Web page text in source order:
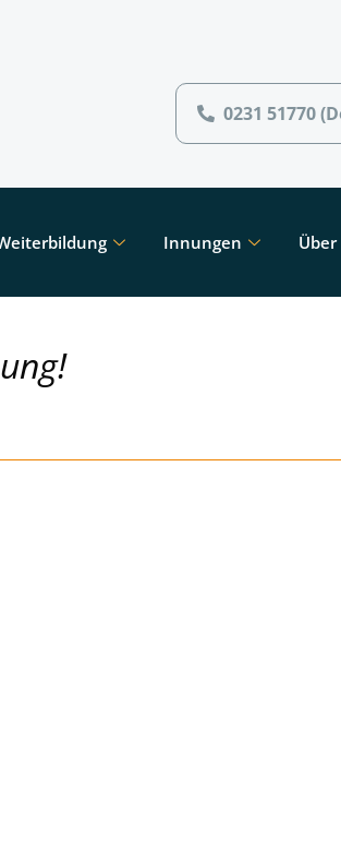
0231 51770
Innungen